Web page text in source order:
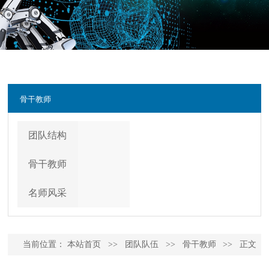
骨干教师
团队结构
骨干教师
名师风采
当前位置： 本站首页 >> 团队队伍 >> 骨干教师 >> 正文